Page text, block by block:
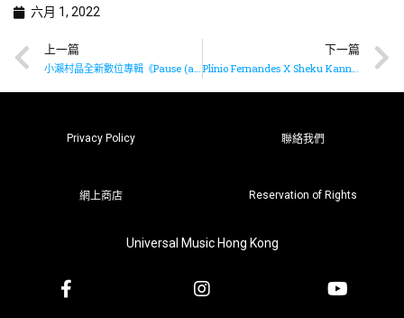
六月 1, 2022
上一篇
小瀨村晶全新數位專輯《Pause (almost equal to) Play》已上架
下一篇
Plínio Fernandes X Sheku Kanneh-Mason演奏《Bachianas brasileiras No. 5》
Privacy Policy 聯絡我們
網上商店 Reservation of Rights
Universal Music Hong Kong